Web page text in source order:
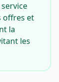
offres et
la
les